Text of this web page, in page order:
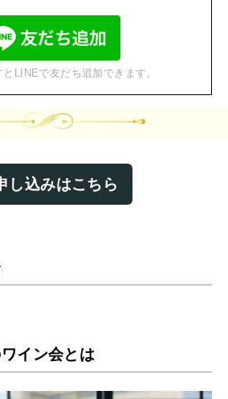
LINEで友だち追加できます。
し込みはこちら
イン会とは